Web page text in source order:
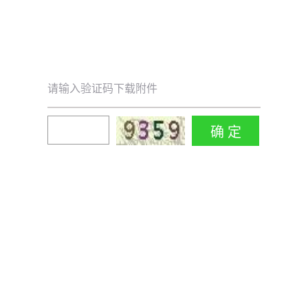
请输入验证码下载附件